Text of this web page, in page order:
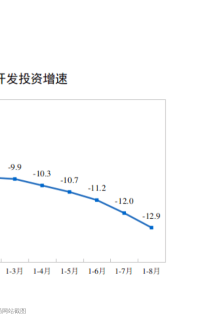
网站截图